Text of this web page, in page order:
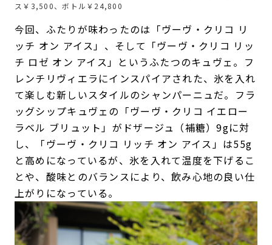
ス￥3,500、ボトル￥24,800
今回、ふたりが味わったのは「ヴーヴ・クリコ リ
ッチ オン アイス」、そして「ヴーヴ・クリコ リッ
チ ロゼ オン アイス」というふたつのキュヴェ。フ
レンチリヴィエラにインスパイアされた、氷を入れ
て楽しむ新しいスタイルのシャンパーニュだ。フラ
ッグシップキュヴェの「ヴーヴ・クリコ イエロー
ラベル ブリュット」がドザージュ（補糖）9gに対
し、「ヴーヴ・クリコ リッチ オン アイス」は55g
と高めになっているが、氷を入れて温度を下げるこ
とや、酸味とのバランスにより、飲み心地の良い仕
上がりになっている。